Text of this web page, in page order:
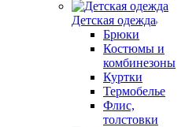
Детская одежда
Брюки
Костюмы и
комбинезоны
Куртки
Термобелье
Флис,
толстовки